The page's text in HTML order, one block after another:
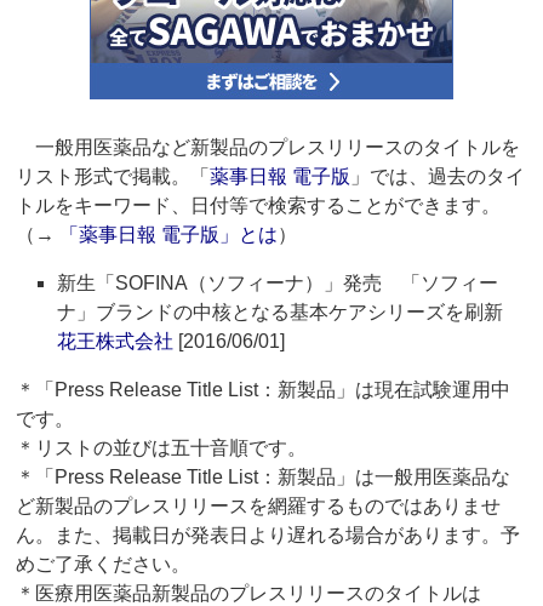
一般用医薬品など新製品のプレスリリースのタイトルを
リスト形式で掲載。「薬事日報 電子版 」では、過去のタイ
トルをキーワード、日付等で検索することができます。
（→
「薬事日報 電子版」とは）
新生「SOFINA（ソフィーナ）」発売 「ソフィー
ナ」ブランドの中核となる基本ケアシリーズを刷新
花王株式会社 [2016/06/01]
＊「Press Release Title List：新製品」は現在試験運用中
です。
＊リストの並びは五十音順です。
＊「Press Release Title List：新製品」は一般用医薬品な
ど新製品のプレスリリースを網羅するものではありませ
ん。また、掲載日が発表日より遅れる場合があります。予
めご了承ください。
＊医療用医薬品新製品のプレスリリースのタイトルは